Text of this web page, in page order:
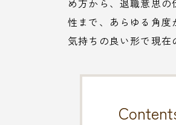
め方から、退職意思
性まで、あらゆる角
気持ちの良い形で現在